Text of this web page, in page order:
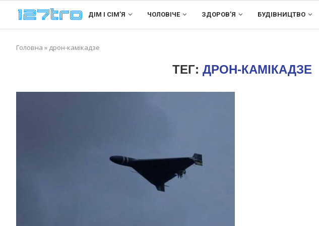
ДІМ І СІМʼЯ ЧОЛОВІЧЕ ЗДОРОВ’Я БУДІВНИЦТВО
Головна » дрон-камікадзе
ТЕГ:ДРОН-КАМІКАДЗЕ